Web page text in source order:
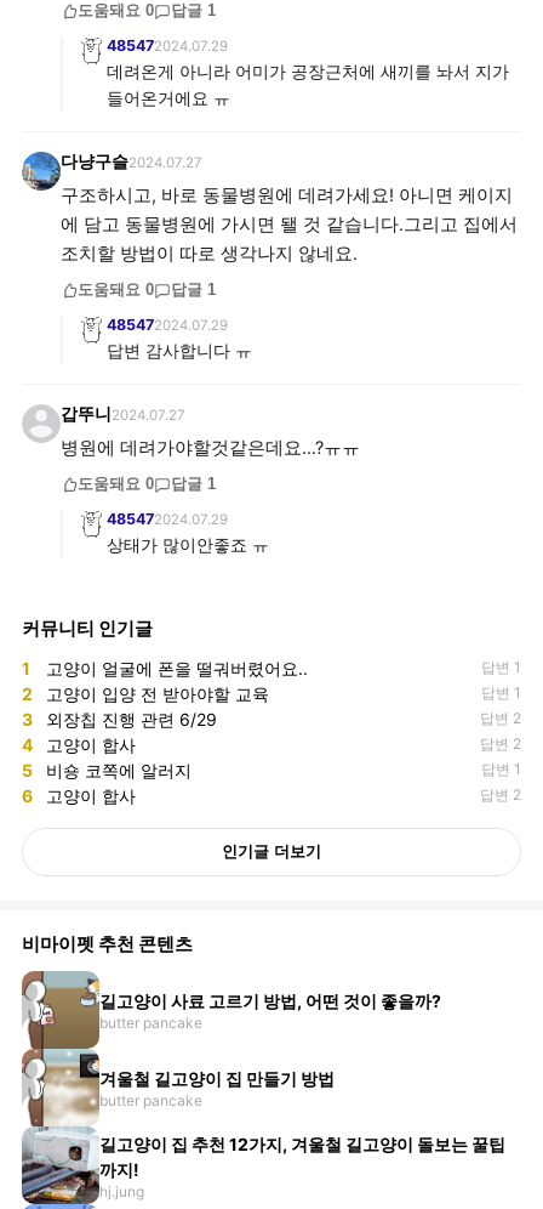
도움돼요 0 답글 1
485472024.07.29
데려온게 아니라 어미가 공장근처에 새끼를 놔서 지가
들어온거에요 ㅠ
다냥구슬2024.07.27
구조하시고, 바로 동물병원에 데려가세요! 아니면 케이지
에 담고 동물병원에 가시면 됄 것 같습니다.그리고 집에서
조치할 방법이 따로 생각나지 않네요.
도움돼요 0 답글 1
485472024.07.29
답변 감사합니다 ㅠ
갑뚜니 2024.07.27
병원에 데려가야할것같은데요…?ㅠㅠ
도움돼요 0 답글 1
485472024.07.29
상태가 많이안좋죠 ㅠ
커뮤니티 인기글
1 고양이 얼굴에 폰을 떨궈버렸어요.. 답변 1
2 고양이 입양 전 받아야할 교육 답변 1
3 외장칩 진행 관련 6/29 답변 2
4 고양이 합사 답변 2
5 비숑 코쪽에 알러지 답변 1
6 고양이 합사 답변 2
인기글 더보기
비마이펫 추천 콘텐츠
길고양이 사료 고르기 방법, 어떤 것이 좋을까?
butter pancake
겨울철 길고양이 집 만들기 방법
butter pancake
길고양이 집 추천 12가지, 겨울철 길고양이 돌보는 꿀팁
까지!
hj.jung